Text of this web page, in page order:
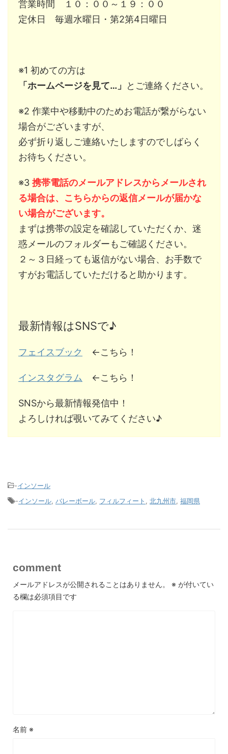
営業時間 １０：００～１９：００
定休日 毎週水曜日・第2第4日曜日
※1 初めての方は
「ホームページを見て…」
とご連絡ください。
※2 作業中や移動中のためお電話が繋がらない
場合がございますが、
必ず折り返しご連絡いたしますのでしばらく
お待ちください。
※3 携帯電話のメールアドレスからメールされ
る場合は、こちらからの返信メールが届かな
い場合がございます。
まずは携帯の設定を確認していただくか、迷
惑メールのフォルダーもご確認ください。
２～３日経っても返信がない場合、お手数で
すがお電話していただけると助かります。
最新情報はSNSで♪
フェイスブック ←こちら！
インスタグラム ←こちら！
SNSから最新情報発信中！
よろしければ覗いてみてください♪
-インソール
-インソール バレーボール フィルフィート 北九州市 福岡県
comment
メールアドレスが公開されることはありません。 ※ が付いてい
る欄は必須項目です
名前 ※